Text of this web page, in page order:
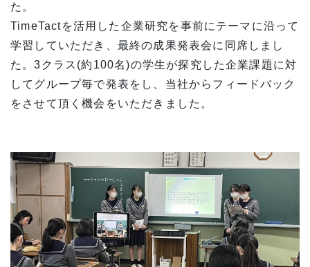
た。
TimeTactを活用した企業研究を事前にテーマに沿って
学習していただき、最終の成果発表会に同席しまし
た。3クラス(約100名)の学生が探究した企業課題に対
してグループ毎で発表をし、当社からフィードバック
をさせて頂く機会をいただきました。